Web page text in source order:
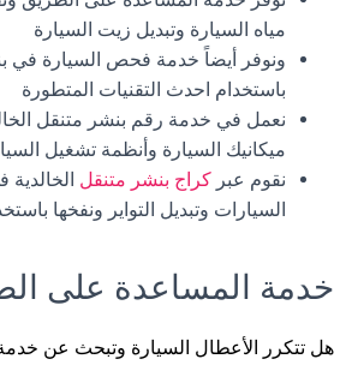
مياه السيارة وتبديل زيت السيارة
ونوفر أيضاً خدمة فحص السيارة في
باستخدام احدث التقنيات المتطورة
نعمل في خدمة رقم بنشر متنقل
ميكانيك السيارة وأنظمة تشغيل
نقوم عبر كراج بنشر متنقل
السيارات وتبديل التواير ونفخها
خدمة المساعدة على
هل تتكرر الأعطال السيارة وتبحث عن